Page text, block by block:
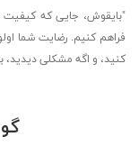
"بایقوش، جایی که کیفیت
فراهم کنیم. رضایت شما
کنید، و اگه مشکلی دیدید، به